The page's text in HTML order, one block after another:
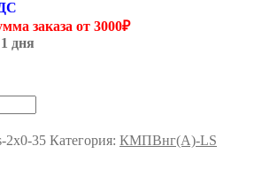
заказа от 3000₽
дня
2х0-35 Категория: КМПВнг(А)-LS